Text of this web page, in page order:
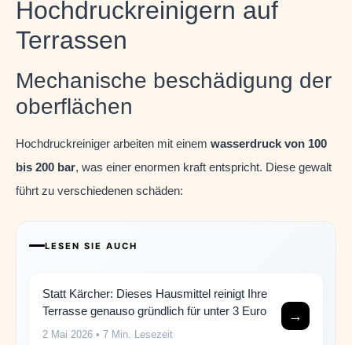
Hochdruckreinigern auf
Terrassen
Mechanische beschädigung der
oberflächen
Hochdruckreiniger arbeiten mit einem wasserdruck von 100
bis 200 bar, was einer enormen kraft entspricht. Diese gewalt
führt zu verschiedenen schäden:
LESEN SIE AUCH
Statt Kärcher: Dieses Hausmittel reinigt Ihre
Terrasse genauso gründlich für unter 3 Euro
2 Mai 2026 • 7 Min. Lesezeit
→